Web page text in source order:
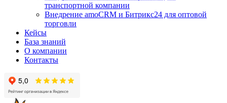
транспортной компании
Внедрение amoCRM и Битрикс24 для оптовой
торговли
Кейсы
База знаний
О компании
Контакты